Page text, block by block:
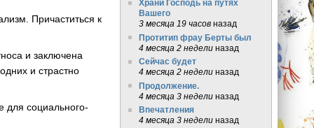
Причаститься к
и заключена
и страстно
для социального-
Храни Господь на путях
Вашего
3 месяца 19 часовназад
Протитип фрау Берты был
4 месяца 2 неделиназад
Сейчас будет
4 месяца 2 неделиназад
Продолжение.
4 месяца 3 неделиназад
Впечатления
4 месяца 3 неделиназад